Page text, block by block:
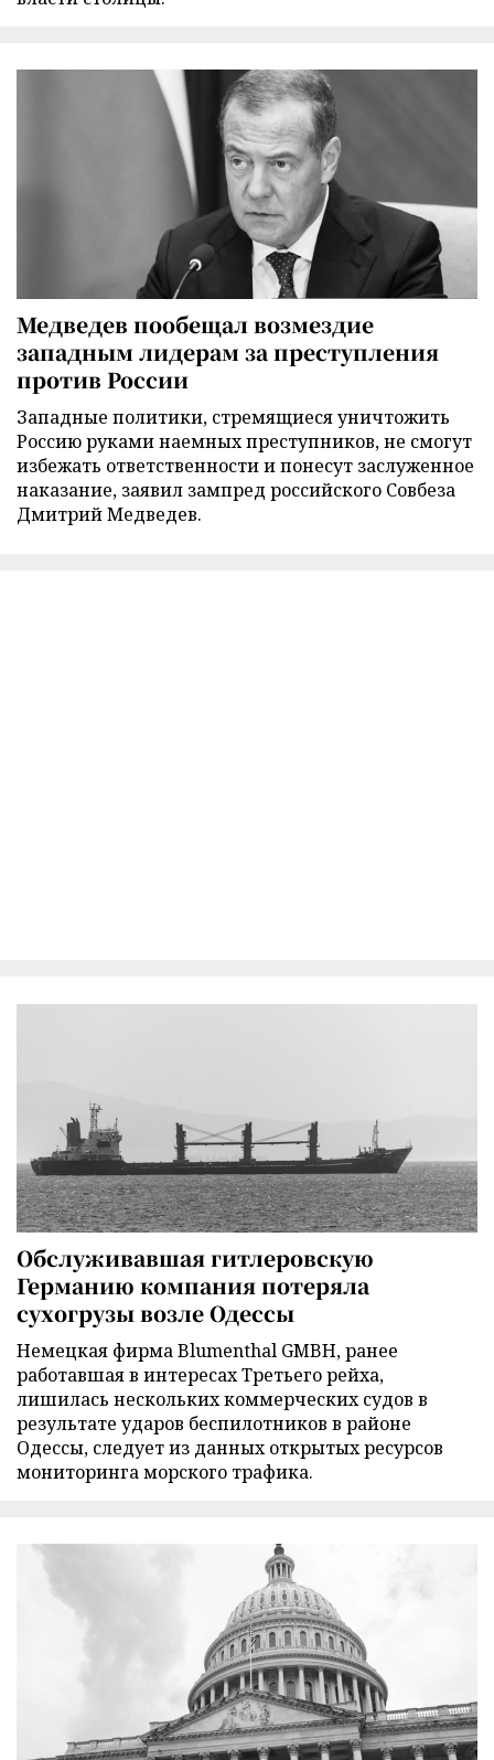
Медведев пообещал возмездие
западным лидерам за преступления
против России
Западные политики, стремящиеся уничтожить
Россию руками наемных преступников, не смогут
избежать ответственности и понесут заслуженное
наказание, заявил зампред российского Совбеза
Дмитрий Медведев.
Обслуживавшая гитлеровскую
Германию компания потеряла
сухогрузы возле Одессы
Немецкая фирма Blumenthal GMBH, ранее
работавшая в интересах Третьего рейха,
лишилась нескольких коммерческих судов в
результате ударов беспилотников в районе
Одессы, следует из данных открытых ресурсов
мониторинга морского трафика.